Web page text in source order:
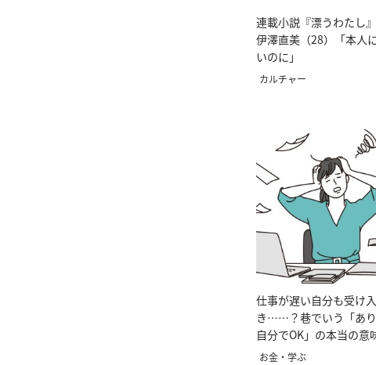
連載小説『漂うわたし
伊澤直美（28）「本人
いのに」
カルチャー
仕事が遅い自分も受け
き……？巷でいう「あ
自分でOK」の本当の意
お金・学ぶ